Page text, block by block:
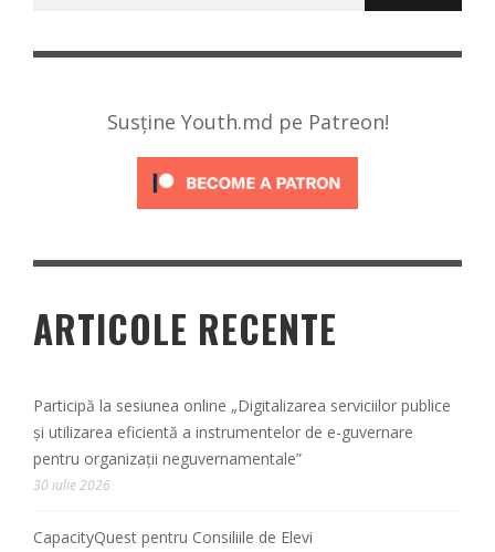
Susține Youth.md pe Patreon!
ARTICOLE RECENTE
Participă la sesiunea online „Digitalizarea serviciilor publice
și utilizarea eficientă a instrumentelor de e-guvernare
pentru organizații neguvernamentale”
30 iulie 2026
CapacityQuest pentru Consiliile de Elevi